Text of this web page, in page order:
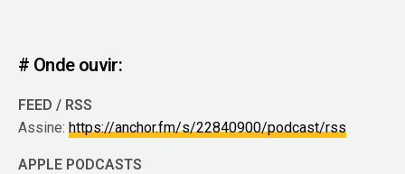
# Onde ouvir:
FEED / RSS
Assine:https://anchor.fm/s/22840900/podcast/rss
APPLE PODCASTS